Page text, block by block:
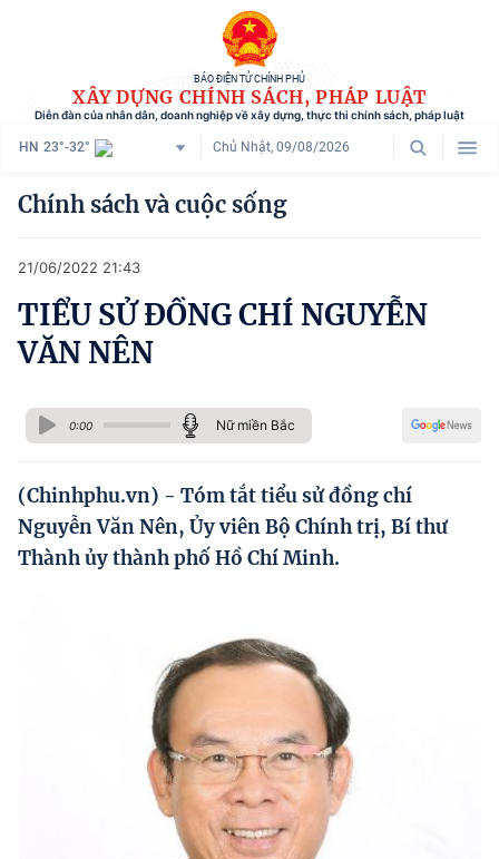
BÁO ĐIỆN TỬ CHÍNH PHỦ
XÂY DỰNG CHÍNH SÁCH, PHÁP LUẬT
Diễn đàn của nhân dân, doanh nghiệp về xây dựng, thực thi chính sách, pháp luật
HN 23°-32° Chủ Nhật, 09/08/2026
Danh mục
Tham vấn chính sách
Doanh nghiệp hiến kế
Hướng dẫn thực hiện chính sách
Phát triển kinh tế tư nhân và doanh nghiệp dân tộc
Doanh nghiệp dân tộc
Chính sách và cuộc sống
21/06/2022 21:43
TIỂU SỬ ĐỒNG CHÍ NGUYỄN
VĂN NÊN
0:00 Nữ miền Bắc
(Chinhphu.vn) - Tóm tắt tiểu sử đồng chí
Nguyễn Văn Nên, Ủy viên Bộ Chính trị, Bí thư
Thành ủy thành phố Hồ Chí Minh.